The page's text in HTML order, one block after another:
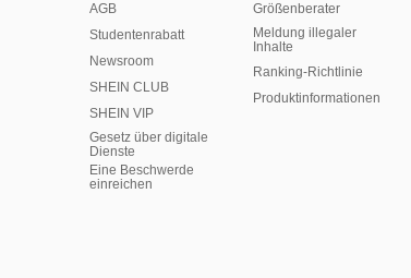
AGB
Studentenrabatt
Newsroom
SHEIN CLUB
SHEIN VIP
Gesetz über digitale
Dienste
Eine Beschwerde
einreichen
Größenberater
Meldung illegaler
Inhalte
Ranking-Richtlinie
​Produktinformationen